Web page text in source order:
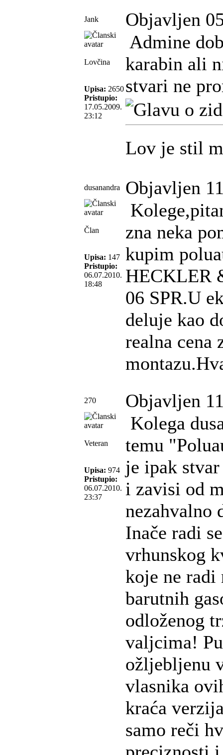
Jank Objavljen
Lovčina
Upisa: 2650
Pristupio:
17.05.2009.
23:12
Admine
karabin ali
stvari ne
Lov je stil
dusanandra Objavljen
Član
Upisa: 147
Pristupio:
06.07.2010.
18:48
zna neka
kupim
HECKLER
06 SPR.U
deluje kao
realna cena
270 Objavljen
Veteran
Upisa: 974
Pristupio:
06.07.2010.
23:37
Kolega
temu
je ipak
i zavisi od
nezahvalno
Inače radi
vrhunskog
koje ne radi
barutnih
odloženog
valjcima!
ožljebljenu
vlasnika
kraća
samo reči